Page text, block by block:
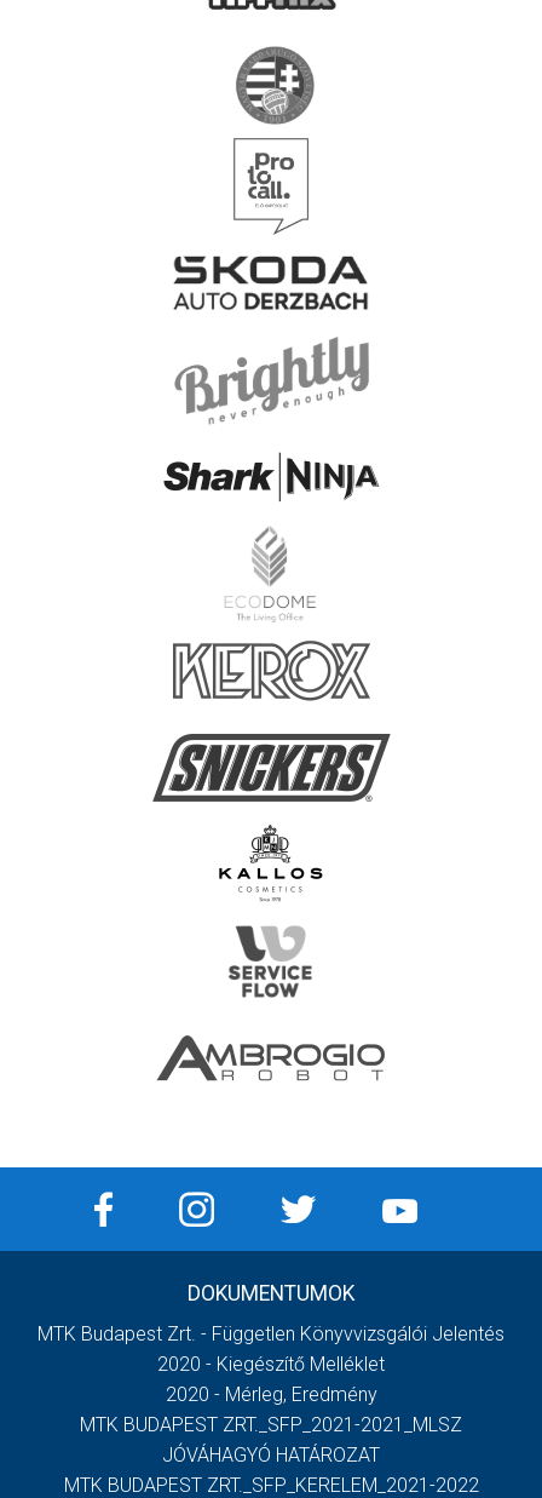
DOKUMENTUMOK
MTK Budapest Zrt. - Független Könyvvizsgálói Jelentés
2020 - Kiegészítő Melléklet
2020 - Mérleg, Eredmény
MTK BUDAPEST ZRT._SFP_2021-2021_MLSZ
JÓVÁHAGYÓ HATÁROZAT
MTK BUDAPEST ZRT._SFP_KERELEM_2021-2022